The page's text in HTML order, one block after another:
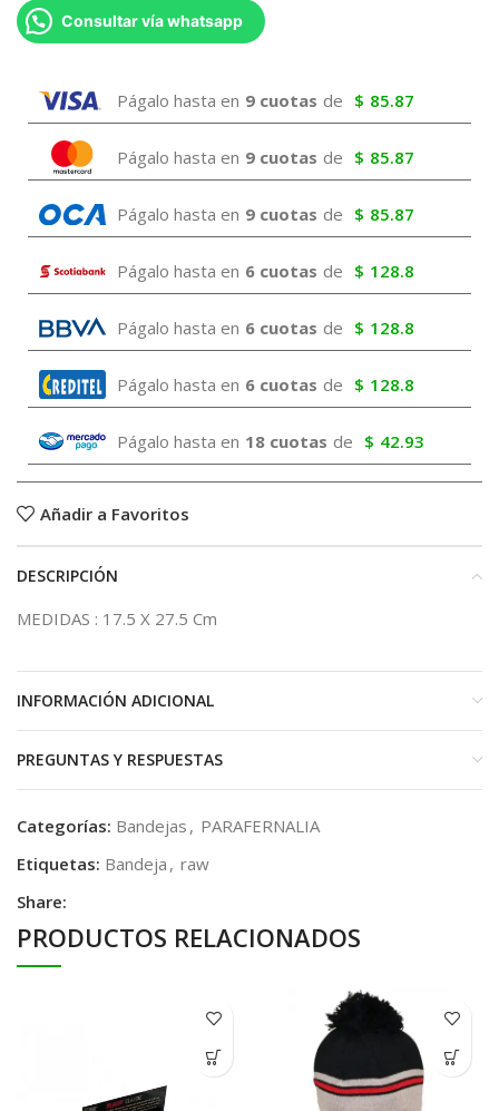
Consultar vía whatsapp
Págalo hasta en 9 cuotas de $ 85.87
Págalo hasta en 9 cuotas de $ 85.87
Págalo hasta en 9 cuotas de $ 85.87
Págalo hasta en 6 cuotas de $ 128.8
Págalo hasta en 6 cuotas de $ 128.8
Págalo hasta en 6 cuotas de $ 128.8
Págalo hasta en 18 cuotas de $ 42.93
Añadir a Favoritos
DESCRIPCIÓN
MEDIDAS : 17.5 X 27.5 Cm
INFORMACIÓN ADICIONAL
PREGUNTAS Y RESPUESTAS
Categorías: Bandejas , PARAFERNALIA
Etiquetas: Bandeja , raw
Share:
PRODUCTOS RELACIONADOS